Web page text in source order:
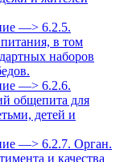
—> 6.2.5.
в том
наборов
—> 6.2.6.
общепита для
детей и
—> 6.2.7. Орган.
и качества